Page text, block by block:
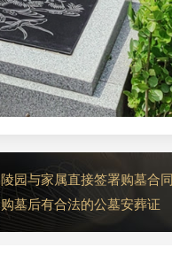
陵园与家属直接签署购墓合同
购墓后有合法的公墓安葬证